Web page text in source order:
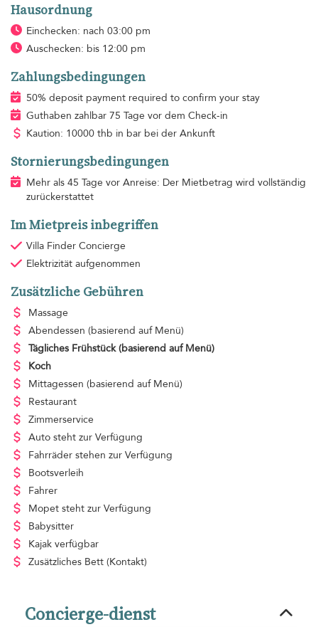
Hausordnung
Einchecken: nach 03:00 pm
Auschecken: bis 12:00 pm
Zahlungsbedingungen
50% deposit payment required to confirm your stay
Guthaben zahlbar 75 Tage vor dem Check-in
Kaution: 10000 thb in bar bei der Ankunft
Stornierungsbedingungen
Mehr als 45 Tage vor Anreise: Der Mietbetrag wird vollständig
zurückerstattet
Im Mietpreis inbegriffen
Villa Finder Concierge
Elektrizität aufgenommen
Zusätzliche Gebühren
Massage
Abendessen (basierend auf Menü)
Tägliches Frühstück (basierend auf Menü)
Koch
Mittagessen (basierend auf Menü)
Restaurant
Zimmerservice
Auto steht zur Verfügung
Fahrräder stehen zur Verfügung
Bootsverleih
Fahrer
Mopet steht zur Verfügung
Babysitter
Kajak verfügbar
Zusätzliches Bett (Kontakt)
Concierge-dienst